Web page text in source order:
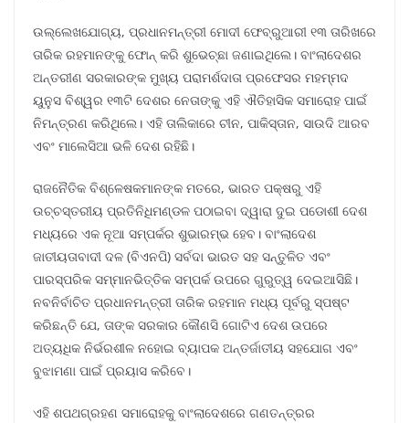
ଉଲ୍ଲେଖଯୋଗ୍ୟ, ପ୍ରଧାନମନ୍ତ୍ରୀ ମୋଦୀ ଫେବ୍ରୁଆରୀ ୧୩ ତାରିଖରେ
ତାରିକ ରହମାନଙ୍କୁ ଫୋନ୍ କରି ଶୁଭେଚ୍ଛା ଜଣାଇଥିଲେ। ବାଂଲାଦେଶର
ଅନ୍ତରୀଣ ସରକାରଙ୍କ ମୁଖ୍ୟ ପରାମର୍ଶଦାତା ପ୍ରଫେସର ମହମ୍ମଦ
ୟୁନୁସ ବିଶ୍ୱର ୧୩ଟି ଦେଶର ନେତାଙ୍କୁ ଏହି ଐତିହାସିକ ସମାରୋହ ପାଇଁ
ନିମନ୍ତ୍ରଣ କରିଥିଲେ। ଏହି ତାଲିକାରେ ଚୀନ, ପାକିସ୍ତାନ, ସାଉଦି ଆରବ
ଏବଂ ମାଲେସିଆ ଭଳି ଦେଶ ରହିଛି।
ରାଜନୈତିକ ବିଶ୍ଳେଷକମାନଙ୍କ ମତରେ, ଭାରତ ପକ୍ଷରୁ ଏହି
ଉଚ୍ଚସ୍ତରୀୟ ପ୍ରତିନିଧିମଣ୍ଡଳ ପଠାଇବା ଦ୍ୱାରା ଦୁଇ ପଡୋଶୀ ଦେଶ
ମଧ୍ୟରେ ଏକ ନୂଆ ସମ୍ପର୍କର ଶୁଭାରମ୍ଭ ହେବ। ବାଂଲାଦେଶ
ଜାତୀୟତାବାଦୀ ଦଳ (ବିଏନପି) ସର୍ବଦା ଭାରତ ସହ ସନ୍ତୁଳିତ ଏବଂ
ପାରସ୍ପରିକ ସମ୍ମାନଭିତ୍ତିକ ସମ୍ପର୍କ ଉପରେ ଗୁରୁତ୍ୱ ଦେଇଆସିଛି।
ନବନିର୍ବାଚିତ ପ୍ରଧାନମନ୍ତ୍ରୀ ତାରିକ ରହମାନ ମଧ୍ୟ ପୂର୍ବରୁ ସ୍ପଷ୍ଟ
କରିଛନ୍ତି ଯେ, ତାଙ୍କ ସରକାର କୌଣସି ଗୋଟିଏ ଦେଶ ଉପରେ
ଅତ୍ୟଧିକ ନିର୍ଭରଶୀଳ ନହୋଇ ବ୍ୟାପକ ଅନ୍ତର୍ଜାତୀୟ ସହଯୋଗ ଏବଂ
ବୁଝାମଣା ପାଇଁ ପ୍ରୟାସ କରିବେ।
ଏହି ଶପଥଗ୍ରହଣ ସମାରୋହକୁ ବାଂଲାଦେଶରେ ଗଣତନ୍ତ୍ରର